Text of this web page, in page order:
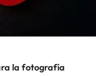
la fotografía